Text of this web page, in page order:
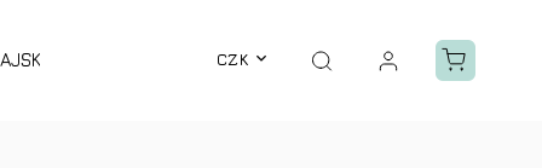
CZK
ZÁZRAK BALZÁMY GUASHA VÝPRODEJ